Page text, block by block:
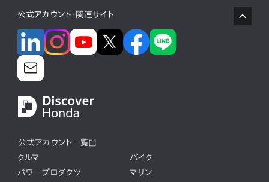
公式アカウント・関連サイト
公式アカウント一覧
クルマ
バイク
パワープロダクツ
マリン